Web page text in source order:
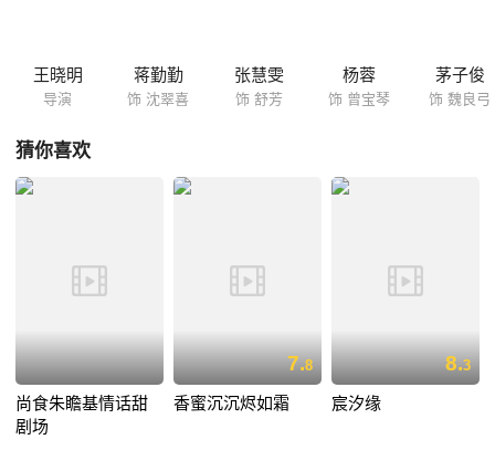
王晓明
导演
蒋勤勤
饰 沈翠喜
张慧雯
饰 舒芳
杨蓉
饰 曾宝琴
茅子俊
饰 魏良弓
猜你喜欢
尚食朱瞻基情话甜
剧场
7.8
香蜜沉沉烬如霜
8.3
宸汐缘